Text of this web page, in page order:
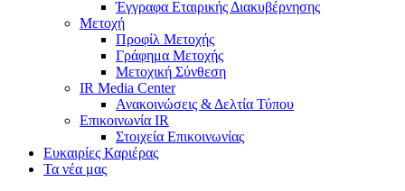
Έγγραφα Εταιρικής Διακυβέρνησης
Μετοχή
Προφίλ Μετοχής
Γράφημα Μετοχής
Μετοχική Σύνθεση
IR Media Center
Ανακοινώσεις & Δελτία Τύπου
Επικοινωνία IR
Στοιχεία Επικοινωνίας
Ευκαιρίες Καριέρας
Τα νέα μας